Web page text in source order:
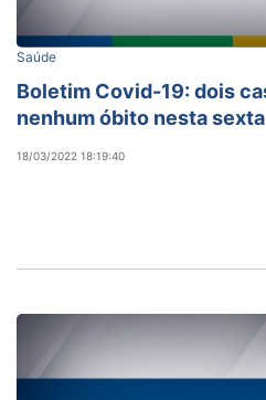
Saúde
Boletim Covid-19: dois
nenhum óbito nesta sexta
18/03/2022 18:19:40